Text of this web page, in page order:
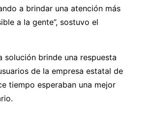
a brindar una atención más
a la gente”, sostuvo el
solución brinde una respuesta
de la empresa estatal de
tiempo esperaban una mejor